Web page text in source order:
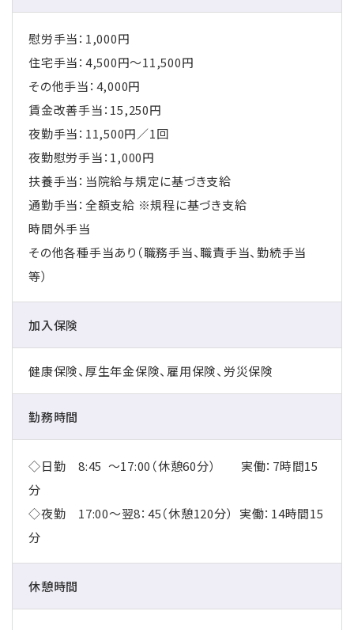
慰労手当：1,000円
住宅手当：4,500円～11,500円
その他手当：4,000円
賃金改善手当：15,250円
夜勤手当：11,500円／1回
夜勤慰労手当：1,000円
扶養手当：当院給与規定に基づき支給
通勤手当：全額支給 ※規程に基づき支給
時間外手当
その他各種手当あり（職務手当、職責手当、勤続手当
等）
加入保険
健康保険、厚生年金保険、雇用保険、労災保険
勤務時間
◇日勤 8:45 ～17:00（休憩60分） 実働：7時間15
分
◇夜勤 17:00～翌8：45（休憩120分） 実働：14時間15
分
休憩時間